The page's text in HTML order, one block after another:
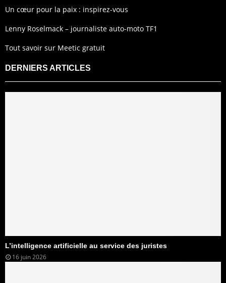
Un cœur pour la paix : inspirez-vous
Lenny Roselmack – journaliste auto-moto TF1
Tout savoir sur Meetic gratuit
DERNIERS ARTICLES
L’intelligence artificielle au service des juristes
16 juin 2026